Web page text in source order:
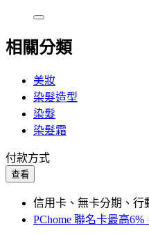
相關分類
美妝
染髮造型
染髮
染髮霜
付款方式
查看
信用卡、無卡分期、行
PChome 聯名卡最高